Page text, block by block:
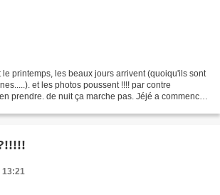
printemps, les beaux jours arrivent (quoiqu'ils sont
et les photos poussent !!!! par contre
prendre. de nuit ça marche pas. Jéjé a commencé
13:21